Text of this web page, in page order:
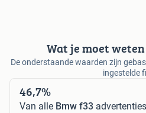
Wat je moet
De onderstaande waarden zijn
ingestelde
46,7%
Van alle Bmw f33